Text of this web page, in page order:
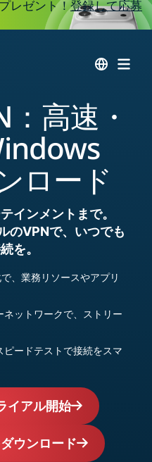
レゼント！登録して応募
高速・
ロード
インメントまで。
のVPNで、いつでも
を。
、業務リソースやアプリ
ットワークで、ストリー
ードテストで接続をスマ
イアル開始
ウンロード